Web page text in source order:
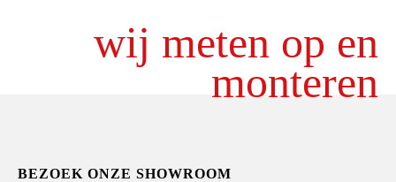
wij meten op en
monteren
BEZOEK ONZE SHOWROOM